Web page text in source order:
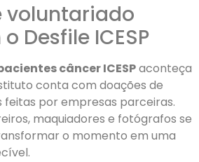
voluntariado
Desfile ICESP
câncer ICESPaconteça
conta com doações de
feitas por empresas parceiras.
maquiadores e fotógrafos se
o momento em uma